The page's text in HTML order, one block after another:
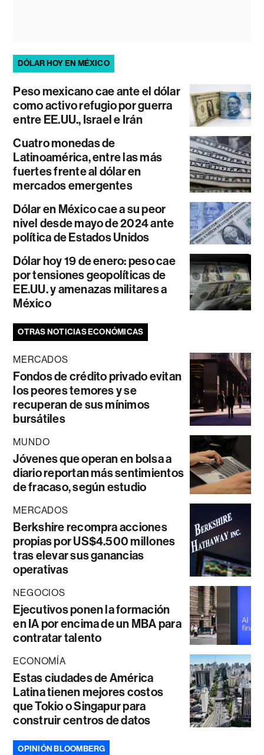
DÓLAR HOY EN MÉXICO
Peso mexicano cae ante el dólar
como activo refugio por guerra
entre EE.UU., Israel e Irán
Cuatro monedas de
Latinoamérica, entre las más
fuertes frente al dólar en
mercados emergentes
Dólar en México cae a su peor
nivel desde mayo de 2024 ante
política de Estados Unidos
Dólar hoy 19 de enero: peso cae
por tensiones geopolíticas de
EE.UU. y amenazas militares a
México
OTRAS NOTICIAS ECONÓMICAS
MERCADOS
Fondos de crédito privado evitan
los peores temores y se
recuperan de sus mínimos
bursátiles
MUNDO
Jóvenes que operan en bolsa a
diario reportan más sentimientos
de fracaso, según estudio
MERCADOS
Berkshire recompra acciones
propias por US$4.500 millones
tras elevar sus ganancias
operativas
NEGOCIOS
Ejecutivos ponen la formación
en IA por encima de un MBA para
contratar talento
ECONOMÍA
Estas ciudades de América
Latina tienen mejores costos
que Tokio o Singapur para
construir centros de datos
OPINIÓN BLOOMBERG